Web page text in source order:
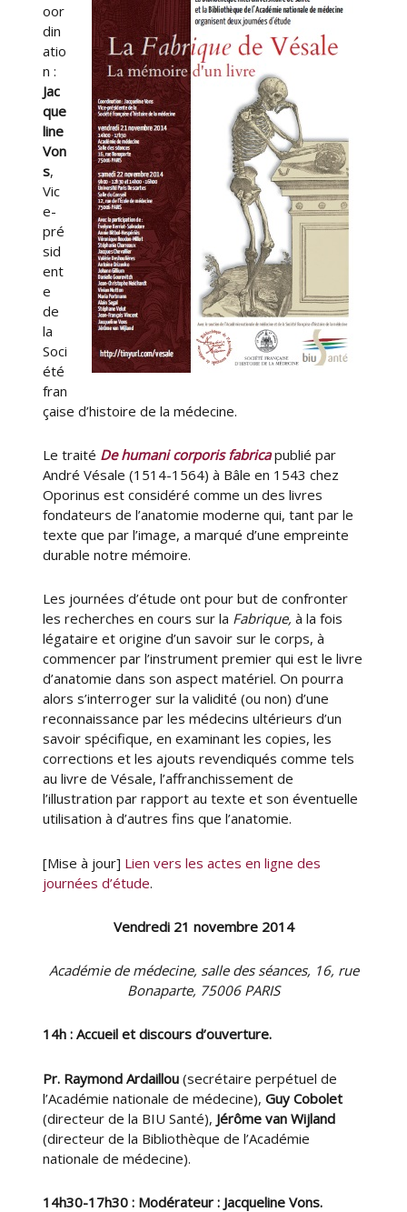
oor
din
atio
n :
Jac
que
line
Von
s,
Vic
e-
pré
sid
ent
e
de
la
Soci
été
fran
çaise d’histoire de la médecine.
Le traité De humani corporis fabricapublié par
André Vésale (1514-1564) à Bâle en 1543 chez
Oporinus est considéré comme un des livres
fondateurs de l’anatomie moderne qui, tant par le
texte que par l’image, a marqué d’une empreinte
durable notre mémoire.
Les journées d’étude ont pour but de confronter
les recherches en cours sur la Fabrique,à la fois
légataire et origine d’un savoir sur le corps, à
commencer par l’instrument premier qui est le livre
d’anatomie dans son aspect matériel. On pourra
alors s’interroger sur la validité (ou non) d’une
reconnaissance par les médecins ultérieurs d’un
savoir spécifique, en examinant les copies, les
corrections et les ajouts revendiqués comme tels
au livre de Vésale, l’affranchissement de
l’illustration par rapport au texte et son éventuelle
utilisation à d’autres fins que l’anatomie.
[Mise à jour] Lien vers les actes en ligne des
journées d’étude.
Vendredi 21 novembre 2014
Académie de médecine, salle des séances, 16, rue
Bonaparte, 75006 PARIS
14h : Accueil et discours d’ouverture.
Pr. Raymond Ardaillou (secrétaire perpétuel de
l’Académie nationale de médecine),Guy Cobolet
(directeur de la BIU Santé), Jérôme van Wijland
(directeur de la Bibliothèque de l’Académie
nationale de médecine).
14h30-17h30 : Modérateur : Jacqueline Vons.